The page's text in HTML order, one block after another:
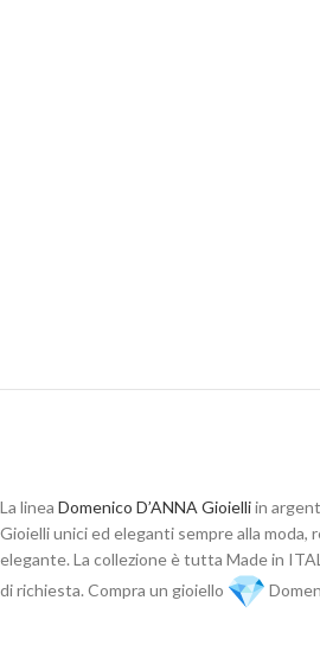
La linea Domenico D’ANNA Gioielliin
Gioielli unici ed eleganti sempre alla moda,
elegante. La collezione è tutta Made in
di richiesta. Compra un gioiello